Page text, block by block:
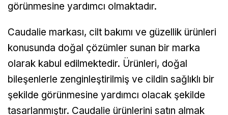
görünmesine yardımcı olmaktadır.
Caudalie markası, cilt bakımı ve güzellik ürünleri
konusunda doğal çözümler sunan bir marka
olarak kabul edilmektedir. Ürünleri, doğal
bileşenlerle zenginleştirilmiş ve cildin sağlıklı bir
şekilde görünmesine yardımcı olacak şekilde
tasarlanmıştır. Caudalie ürünlerini satın almak